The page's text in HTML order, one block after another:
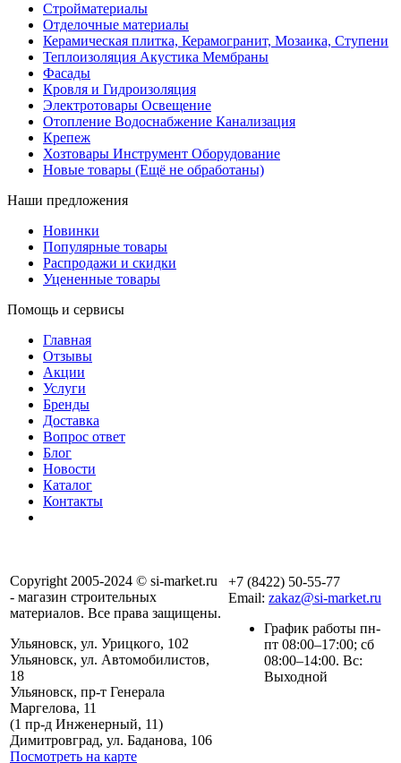
Стройматериалы
Отделочные материалы
Керамическая плитка, Керамогранит, Мозаика, Ступени
Теплоизоляция Акустика Мембраны
Фасады
Кровля и Гидроизоляция
Электротовары Освещение
Отопление Водоснабжение Канализация
Крепеж
Хозтовары Инструмент Оборудование
Новые товары (Ещё не обработаны)
Наши предложения
Новинки
Популярные товары
Распродажи и скидки
Уцененные товары
Помощь и сервисы
Главная
Отзывы
Акции
Услуги
Бренды
Доставка
Вопрос ответ
Блог
Новости
Каталог
Контакты
Copyright 2005-2024 © si-market.ru
- магазин строительных
материалов. Все права защищены.
Ульяновск, ул. Урицкого, 102
Ульяновск, ул. Автомобилистов,
18
Ульяновск, пр-т Генерала
Маргелова, 11
(1 пр-д Инженерный, 11)
Димитровград, ул. Баданова, 106
Посмотреть на карте
+7 (8422) 50-55-77
Email: zakaz@si-market.ru
График работы пн-
пт 08:00–17:00; сб
08:00–14:00. Вс:
Выходной